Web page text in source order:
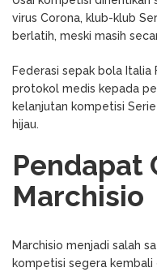
virus Corona, klub-klub
berlatih, meski masih
Federasi sepak bola Italia
protokol medis kepada
kelanjutan kompetisi
hijau.
Pendapat
Marchisio
Marchisio menjadi salah
kompetisi segera